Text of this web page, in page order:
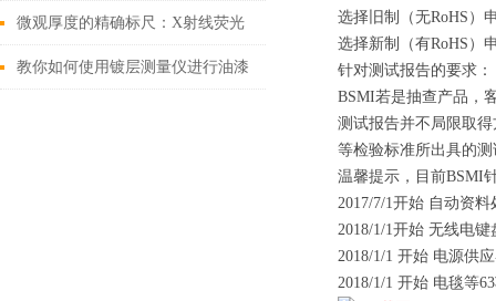
微观厚度的精确标尺：X射线荧光
镀层测厚仪技术详解
教你如何使用镀层测量仪进行油漆
选择旧制（无RoHS）
选择新制（有RoHS）
针对测试报告的要求：
BSMI若是抽查产品，
测试报告并不局限取得
等检验标准所出具的
温馨提示，目前BSMI
2017/7/1开始 自动资
2018/1/1开始 无线电键
2018/1/1 开始 电源供
2018/1/1 开始 电毯等